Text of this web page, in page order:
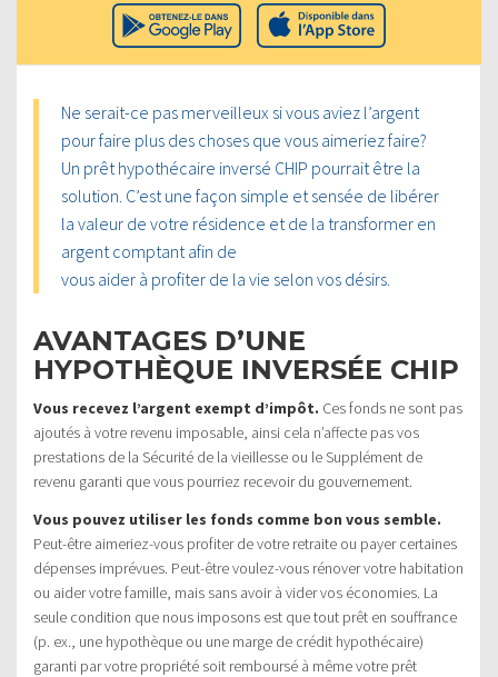
Ne serait-ce pas merveilleux si vous aviez l’argent
pour faire plus des choses que vous aimeriez faire?
Un prêt hypothécaire inversé CHIP pourrait être la
solution. C’est une façon simple et sensée de libérer
la valeur de votre résidence et de la transformer en
argent comptant afin de
vous aider à profiter de la vie selon vos désirs.
AVANTAGES D’UNE
HYPOTHÈQUE INVERSÉE CHIP
Vous recevez l’argent exempt d’impôt. Ces fonds ne sont pas
ajoutés à votre revenu imposable, ainsi cela n’affecte pas vos
prestations de la Sécurité de la vieillesse ou le Supplément de
revenu garanti que vous pourriez recevoir du gouvernement.
Vous pouvez utiliser les fonds comme bon vous semble.
Peut-être aimeriez-vous profiter de votre retraite ou payer certaines
dépenses imprévues. Peut-être voulez-vous rénover votre habitation
ou aider votre famille, mais sans avoir à vider vos économies. La
seule condition que nous imposons est que tout prêt en souffrance
(p. ex., une hypothèque ou une marge de crédit hypothécaire)
garanti par votre propriété soit remboursé à même votre prêt